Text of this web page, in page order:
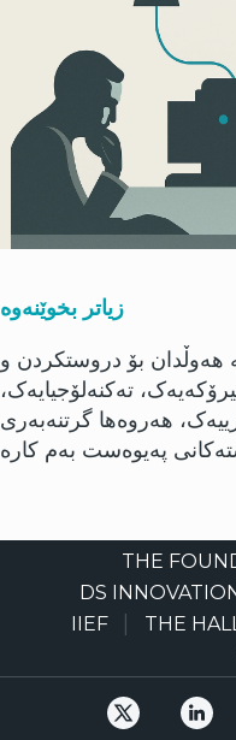
زیاتر بخوێنەوە
هەوڵدان بۆ دروستکردن و
تەکنەلۆجیایەک،
هەروەها گرتنەبەری
navigation
THE
DS
IIEF
THE